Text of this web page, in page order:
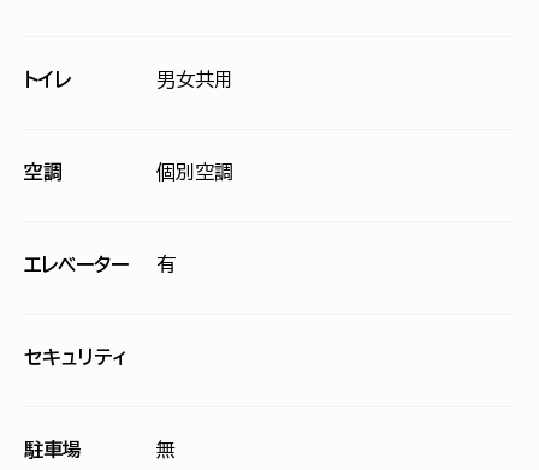
トイレ 男女共用
空調 個別空調
エレベーター 有
セキュリティ
駐車場 無